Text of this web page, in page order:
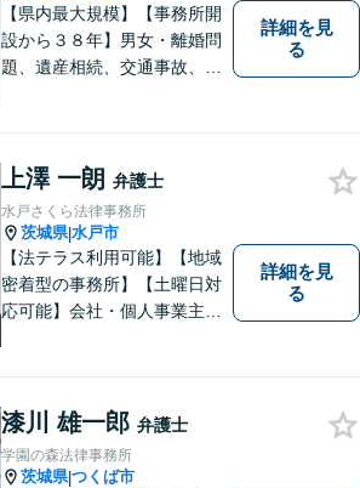
【県内最大規模】【事務所開
設から３８年】男女・離婚問
題、遺産相続、交通事故、労
りごとがあればお気軽にご相
談ください！お一人おひとり
に誠実に向き合います。
詳細を見
る
上澤 一朗 弁護士
水戸さくら法律事務所
茨城県|水戸市
【法テラス利用可能】【地域
密着型の事務所】【土曜日対
応可能】会社・個人事業主の
済などに対応しております。
お気軽にご相談ください。
詳細を見
る
漆川 雄一郎 弁護士
学園の森法律事務所
茨城県|つくば市